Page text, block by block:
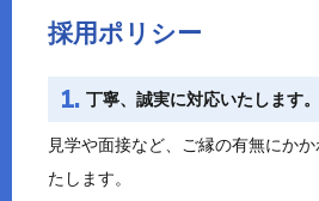
採用ポリシー
1. 丁寧、誠実に対応いたします。
見学や面接など、ご縁の有無にか
たします。